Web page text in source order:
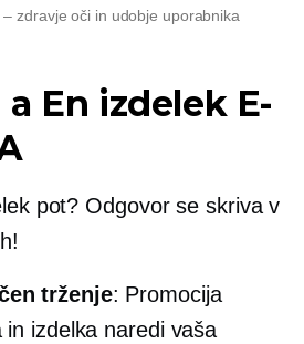
zdravje oči in udobje uporabnika
En izdelekE-
pot? Odgovor se skriva v
trženje: Promocija
in izdelka naredi vaša